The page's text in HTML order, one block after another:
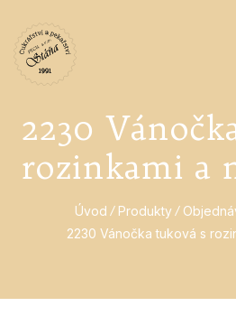
2230
rozinkami a
Úvod Produkty
2230 Vánočka tuková s